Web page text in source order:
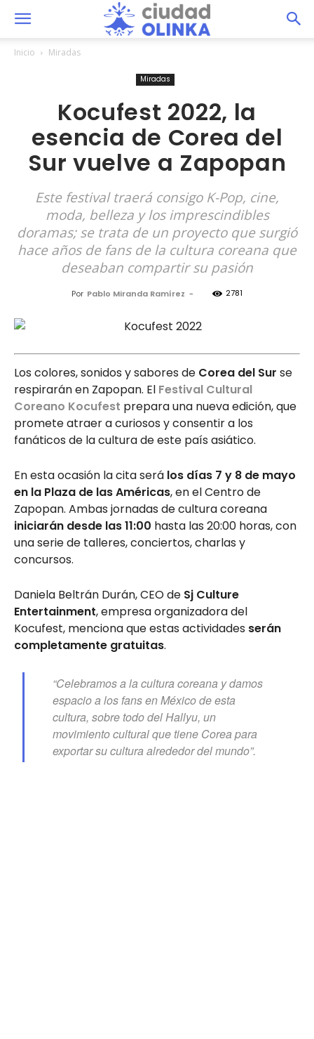
Inicio Miradas
Miradas
Kocufest 2022, la
esencia de Corea del
Sur vuelve a Zapopan
Este festival traerá consigo K-Pop, cine,
moda, belleza y los imprescindibles
doramas; se trata de un proyecto que surgió
hace años de fans de la cultura coreana que
deseaban compartir su pasión
Por Pablo Miranda Ramírez - 2781
Los colores, sonidos y sabores de Corea del Sur se
respirarán en Zapopan. El Festival Cultural
Coreano Kocufest prepara una nueva edición, que
promete atraer a curiosos y consentir a los
fanáticos de la cultura de este país asiático.
En esta ocasión la cita será los días 7 y 8 de mayo
en la Plaza de las Américas, en el Centro de
Zapopan. Ambas jornadas de cultura coreana
iniciarán desde las 11:00 hasta las 20:00 horas, con
una serie de talleres, conciertos, charlas y
concursos.
Daniela Beltrán Durán, CEO de Sj Culture
Entertainment, empresa organizadora del
Kocufest, menciona que estas actividades serán
completamente gratuitas.
“Celebramos a la cultura coreana y damos
espacio a los fans en México de esta
cultura, sobre todo del Hallyu, un
movimiento cultural que tiene Corea para
exportar su cultura alrededor del mundo”.